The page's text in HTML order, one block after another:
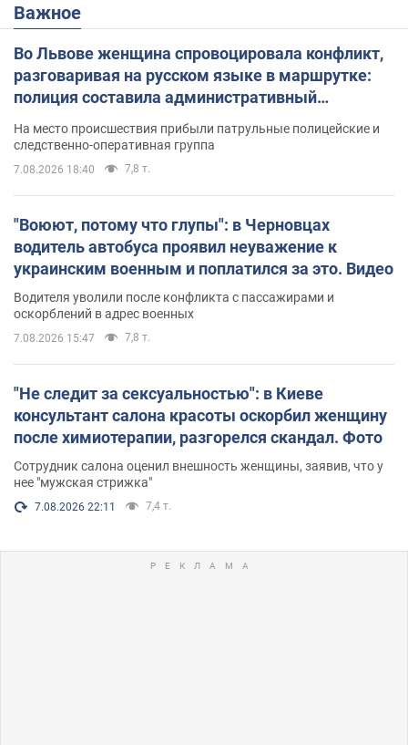
Важное
Во Львове женщина спровоцировала конфликт,
разговаривая на русском языке в маршрутке:
полиция составила административный
На место происшествия прибыли патрульные полицейские и
следственно-оперативная группа
7.08.2026 18:40 7,8 т.
"Воюют, потому что глупы": в Черновцах
водитель автобуса проявил неуважение к
украинским военным и поплатился за это. Видео
Водителя уволили после конфликта с пассажирами и
оскорблений в адрес военных
7.08.2026 15:47 7,8 т.
"Не следит за сексуальностью": в Киеве
консультант салона красоты оскорбил женщину
после химиотерапии, разгорелся скандал. Фото
Сотрудник салона оценил внешность женщины, заявив, что у
нее "мужская стрижка"
7.08.2026 22:11 7,4 т.